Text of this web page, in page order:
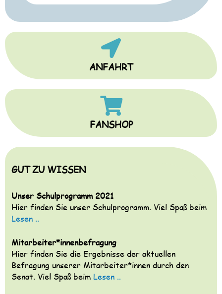
ANFAHRT
FANSHOP
GUT ZU WISSEN
Unser Schulprogramm 2021
Hier finden Sie unser Schulprogramm. Viel Spaß beim
Lesen ..
Mitarbeiter*innenbefragung
Hier finden Sie die Ergebnisse der aktuellen
Befragung unserer Mitarbeiter*innen durch den
Senat. Viel Spaß beim Lesen ..